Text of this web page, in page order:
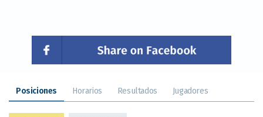
Posiciones Horarios Resultados Jugadores